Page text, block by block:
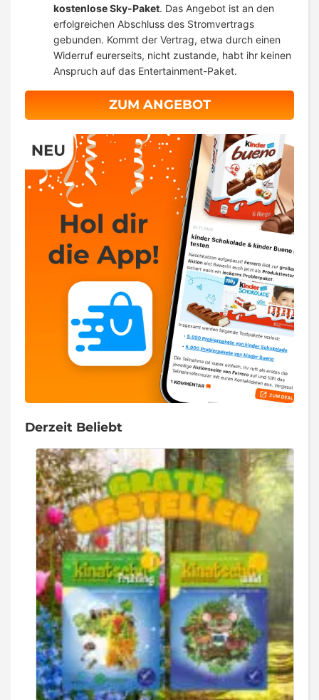
kostenlose Sky-Paket. Das Angebot ist an den
erfolgreichen Abschluss des Stromvertrags
gebunden. Kommt der Vertrag, etwa durch einen
Widerruf eurerseits, nicht zustande, habt ihr keinen
Anspruch auf das Entertainment-Paket.
ZUM ANGEBOT
Derzeit Beliebt